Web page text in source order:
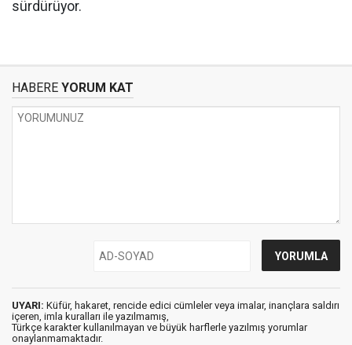
sürdürüyor.
HABERE YORUM KAT
UYARI: Küfür, hakaret, rencide edici cümleler veya imalar, inançlara saldırı
içeren, imla kuralları ile yazılmamış,
Türkçe karakter kullanılmayan ve büyük harflerle yazılmış yorumlar
onaylanmamaktadır.